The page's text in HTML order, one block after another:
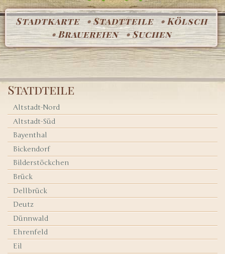
Stadtkarte Stadtteile
Kölsch
Brauereien
Suchen
Statdteile
Altstadt-Nord
Altstadt-Süd
Bayenthal
Bickendorf
Bilderstöckchen
Brück
Dellbrück
Deutz
Dünnwald
Ehrenfeld
Eil